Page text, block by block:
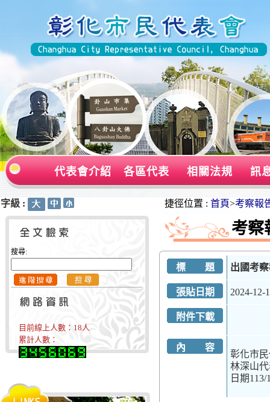
代表會介紹 各區代表 相關法規 訊
字級 :
搜尋:
目前線上人數： 18人
累計人數：
捷徑位置 : 首頁>考察報
考察
標 題 出國考
張貼日期 2024-12-
附件下載
內 容
彰化市
林深山代
日期113/